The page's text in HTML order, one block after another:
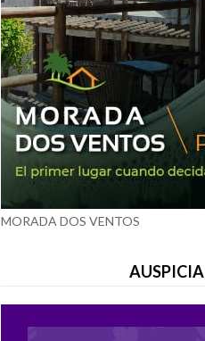
MORADA DOS VENTOS
AUSPICIA